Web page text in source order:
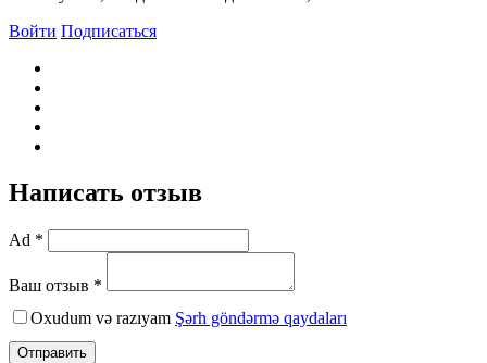
Войти Подписаться
Написать отзыв
Ad *
Ваш отзыв *
Oxudum və razıyam Şərh göndərmə qaydaları
Отправить